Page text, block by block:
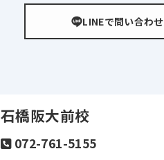
LINEで問い合わせ
石橋阪大前校
072-761-5155